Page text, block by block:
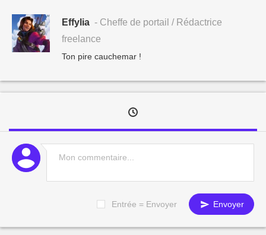
Effylia - Cheffe de portail / Rédactrice
freelance
Ton pire cauchemar !
Entrée = Envoyer Envoyer